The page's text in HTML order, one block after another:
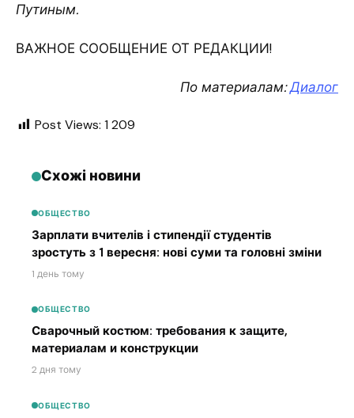
Путиным.
ВАЖНОЕ СООБЩЕНИЕ ОТ РЕДАКЦИИ!
По материалам:Диалог
Post Views: 1 209
Схожі новини
ОБЩЕСТВО
Зарплати вчителів і стипендії студентів
зростуть з 1 вересня: нові суми та головні зміни
1 день тому
ОБЩЕСТВО
Сварочный костюм: требования к защите,
материалам и конструкции
2 дня тому
ОБЩЕСТВО